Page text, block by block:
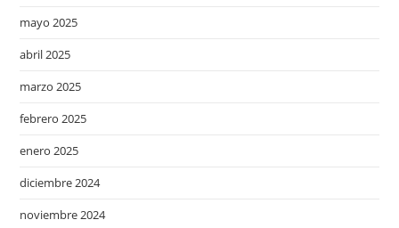
mayo 2025
abril 2025
marzo 2025
febrero 2025
enero 2025
diciembre 2024
noviembre 2024